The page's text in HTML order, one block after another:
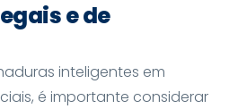
e de
inteligentes em
é importante considerar